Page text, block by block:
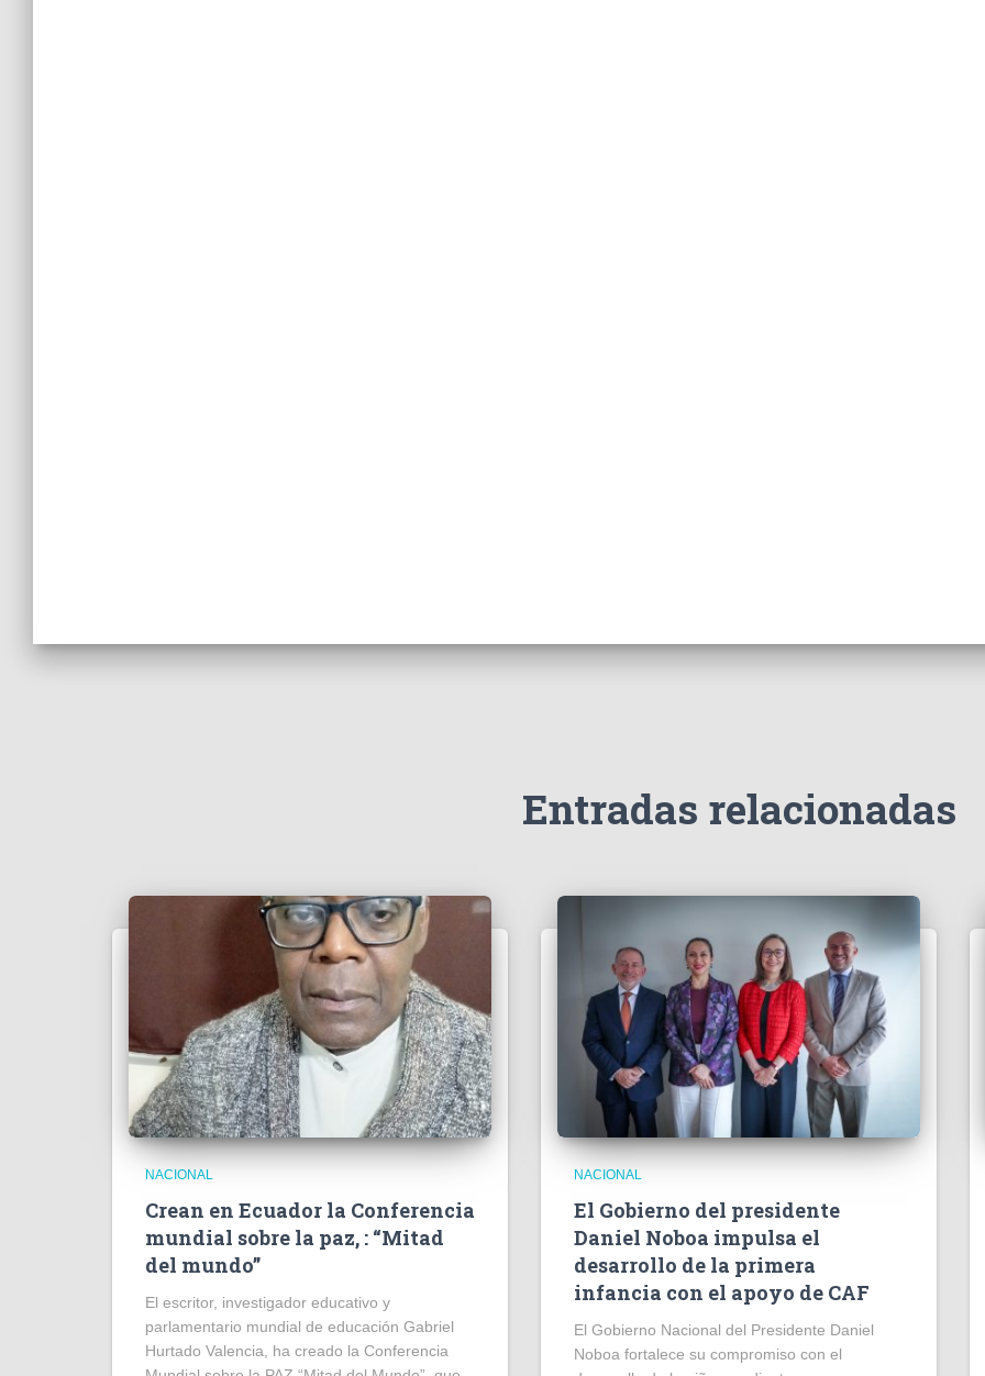
Entradas relacionadas
NACIONAL
Crean en Ecuador la Conferencia
mundial sobre la paz, : “Mitad
del mundo”
El escritor, investigador educativo y
parlamentario mundial de educación Gabriel
Hurtado Valencia, ha creado la Conferencia
NACIONAL
El Gobierno del presidente
Daniel Noboa impulsa el
desarrollo de la primera
infancia con el apoyo de CAF
El Gobierno Nacional del Presidente Daniel
Noboa fortalece su compromiso con el